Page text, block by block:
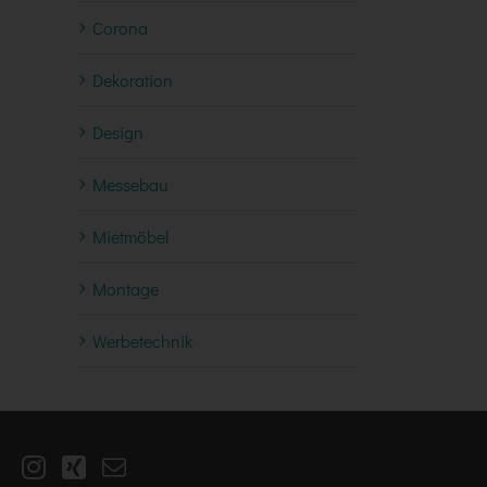
Corona
Dekoration
Design
Messebau
Mietmöbel
Montage
Werbetechnik